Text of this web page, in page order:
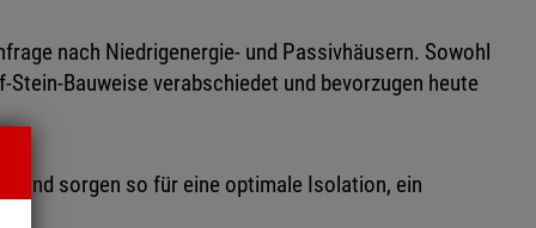
nach Niedrigenergie- und Passivhäusern. Sowohl
Bauweise verabschiedet und bevorzugen heute
und sorgen so für eine optimale Isolation, ein